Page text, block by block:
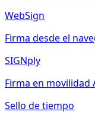
WebSign
Firma desde el
SIGNply
Firma en movilidad
Sello de tiempo